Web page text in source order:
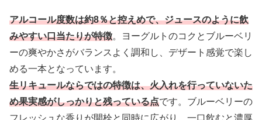
アルコール度数は約8％と控えめで、ジュースのように飲
みやすい口当たりが特徴。ヨーグルトのコクとブルーベリ
ーの爽やかさがバランスよく調和し、デザート感覚で楽し
める一本となっています。
生リキュールならではの特徴は、火入れを行っていないた
め果実感がしっかりと残っている点です。ブルーベリーの